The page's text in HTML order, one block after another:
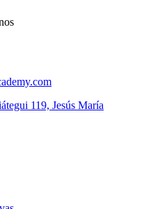
119, Jesús María